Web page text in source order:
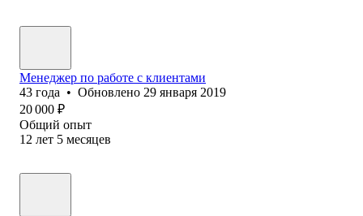
Менеджер по работе с клиентами
43 года • Обновлено 29 января 2019
20 000 ₽
Общий опыт
12 лет 5 месяцев